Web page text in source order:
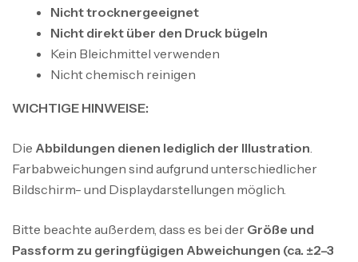
Nicht trocknergeeignet
Nicht direkt über den Druck bügeln
Kein Bleichmittel verwenden
Nicht chemisch reinigen
WICHTIGE HINWEISE:
Die Abbildungen dienen lediglich der Illustration.
Farbabweichungen sind aufgrund unterschiedlicher
Bildschirm- und Displaydarstellungen möglich.
Bitte beachte außerdem, dass es bei der Größe und
Passform zu geringfügigen Abweichungen (ca. ±2–3